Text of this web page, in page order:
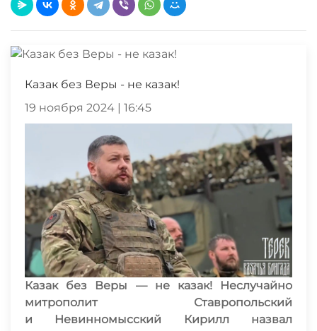
Казак без Веры - не казак!
19 ноября 2024 | 16:45
Казак без Веры — не казак! Неслучайно
митрополит Ставропольский
и Невинномысский Кирилл назвал